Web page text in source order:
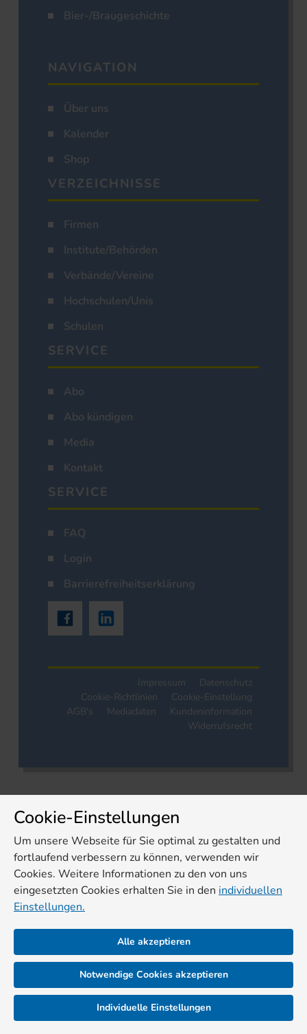
Bier-/Braugeschichte
NAVIGATION
Über uns
Kalender
Shop
VERZEICHNISSE
Firmen
Institute/Behörden
Verbände/Vereine
Hochschulen/Unis
Schulen
SERVICE
Abo
Abo kündigen
Media
Kontakt
SERVICE
FAQ
Login
Barrierefreiheitserklärung
Impressum
Datenschutz
Cookie-Richtlinien
Cookie-Einstellung
AGB's
Mediadaten
Kundeninformation
Widerrufsrecht
Cookie-Einstellungen
Um unsere Webseite für Sie optimal zu gestalten und
fortlaufend verbessern zu können, verwenden wir
Cookies. Weitere Informationen zu den von uns
eingesetzten Cookies erhalten Sie in den individuellen
Einstellungen.
Alle akzeptieren
Notwendige Cookies akzeptieren
Individuelle Einstellungen